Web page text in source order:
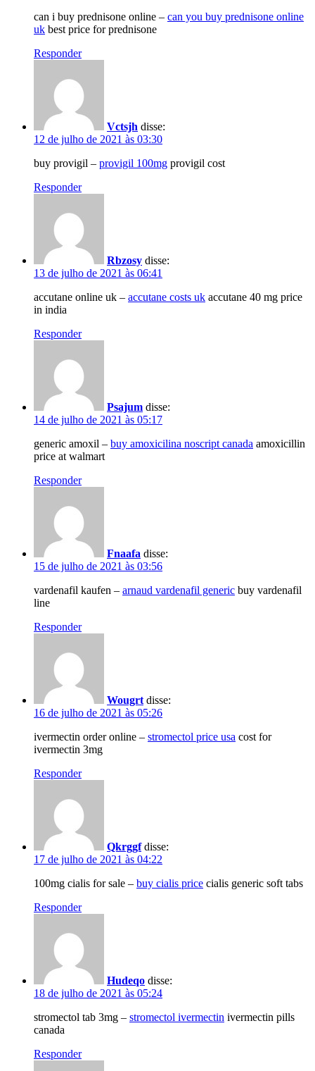
can i buy prednisone online – can you buy prednisone online
uk best price for prednisone
Responder
Vctsjh disse:
12 de julho de 2021 às 03:30
buy provigil – provigil 100mg provigil cost
Responder
Rbzosy disse:
13 de julho de 2021 às 06:41
accutane online uk – accutane costs uk accutane 40 mg price
in india
Responder
Psajum disse:
14 de julho de 2021 às 05:17
generic amoxil – buy amoxicilina noscript canada amoxicillin
price at walmart
Responder
Fnaafa disse:
15 de julho de 2021 às 03:56
vardenafil kaufen – arnaud vardenafil generic buy vardenafil
line
Responder
Wougrt disse:
16 de julho de 2021 às 05:26
ivermectin order online – stromectol price usa cost for
ivermectin 3mg
Responder
Qkrggf disse:
17 de julho de 2021 às 04:22
100mg cialis for sale – buy cialis price cialis generic soft tabs
Responder
Hudeqo disse:
18 de julho de 2021 às 05:24
stromectol tab 3mg – stromectol ivermectin ivermectin pills
canada
Responder